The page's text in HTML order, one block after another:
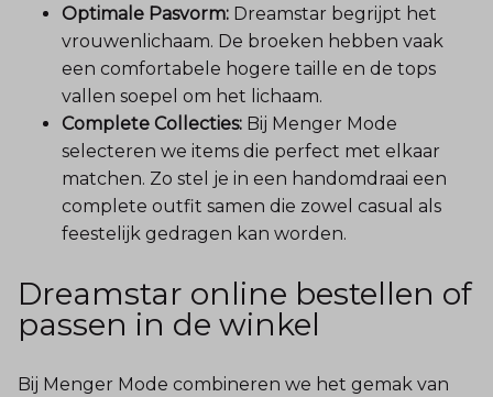
Optimale Pasvorm: Dreamstar begrijpt het
vrouwenlichaam. De broeken hebben vaak
een comfortabele hogere taille en de tops
vallen soepel om het lichaam.
Complete Collecties: Bij Menger Mode
selecteren we items die perfect met elkaar
matchen. Zo stel je in een handomdraai een
complete outfit samen die zowel casual als
feestelijk gedragen kan worden.
Dreamstar online bestellen of
passen in de winkel
Bij Menger Mode combineren we het gemak van